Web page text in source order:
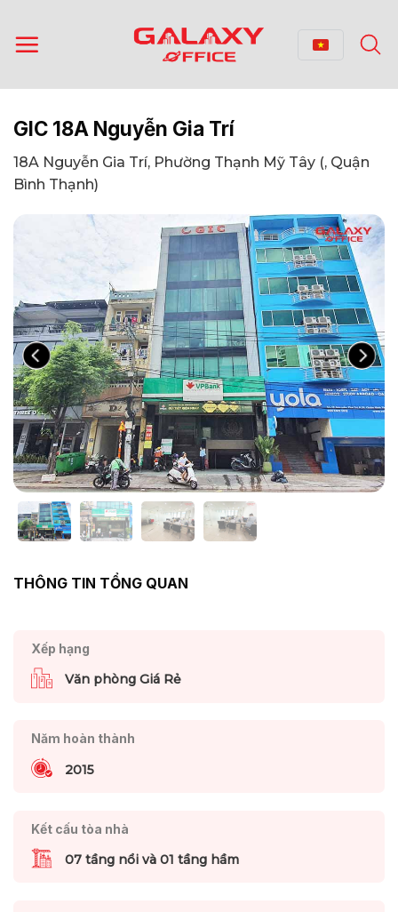
qua
nội
GIC 18A Nguyễn Gia Trí
18A Nguyễn Gia Trí, Phường Thạnh Mỹ Tây (, Quận
Bình Thạnh)
THÔNG TIN TỔNG QUAN
Xếp hạng
Văn phòng Giá Rẻ
Năm hoàn thành
2015
Kết cấu tòa nhà
07 tầng nổi và 01 tầng hầm